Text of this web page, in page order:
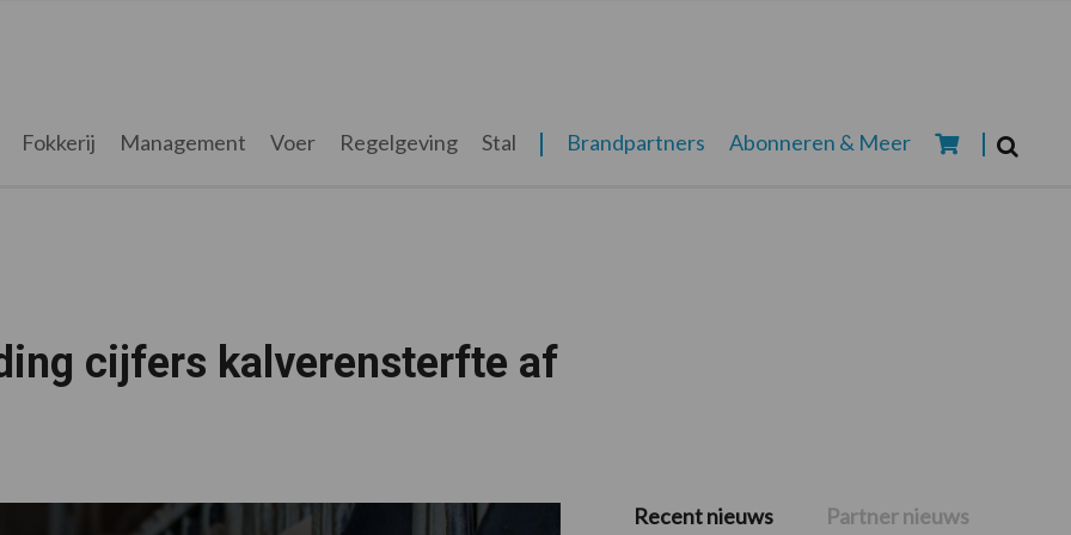
Fokkerij Management Voer Regelgeving Stal Brandpartners Abonneren & Meer
cijfers kalverensterfte af
Primaire
Recent nieuws Partner nieuws